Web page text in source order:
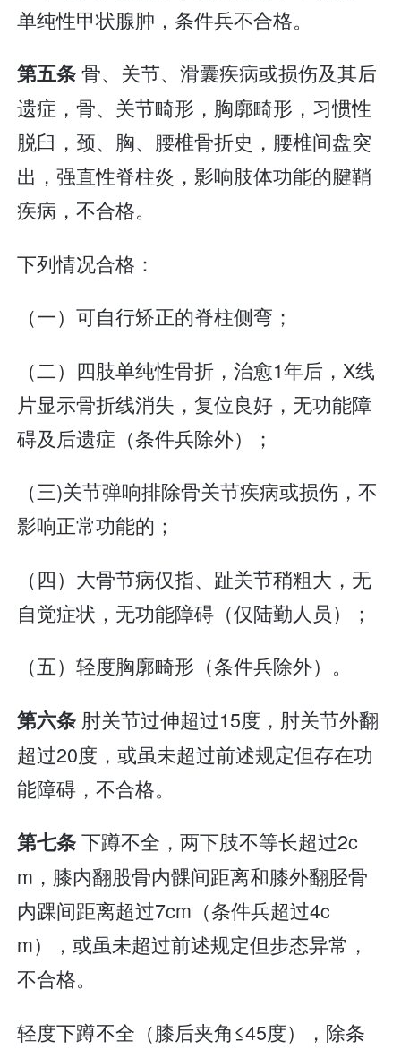
单纯性甲状腺肿，条件兵不合格。
第五条骨、关节、滑囊疾病或损伤及其后
遗症，骨、关节畸形，胸廓畸形，习惯性
脱臼，颈、胸、腰椎骨折史，腰椎间盘突
出，强直性脊柱炎，影响肢体功能的腱鞘
疾病，不合格。
下列情况合格：
（一）可自行矫正的脊柱侧弯；
（二）四肢单纯性骨折，治愈1年后，X线
片显示骨折线消失，复位良好，无功能障
碍及后遗症（条件兵除外）；
（三)关节弹响排除骨关节疾病或损伤，不
影响正常功能的；
（四）大骨节病仅指、趾关节稍粗大，无
自觉症状，无功能障碍（仅陆勤人员）；
（五）轻度胸廓畸形（条件兵除外）。
第六条 肘关节过伸超过15度，肘关节外翻
超过20度，或虽未超过前述规定但存在功
能障碍，不合格。
第七条下蹲不全，两下肢不等长超过2c
m，膝内翻股骨内髁间距离和膝外翻胫骨
内踝间距离超过7cm（条件兵超过4c
m），或虽未超过前述规定但步态异常，
不合格。
轻度下蹲不全（膝后夹角≤45度），除条